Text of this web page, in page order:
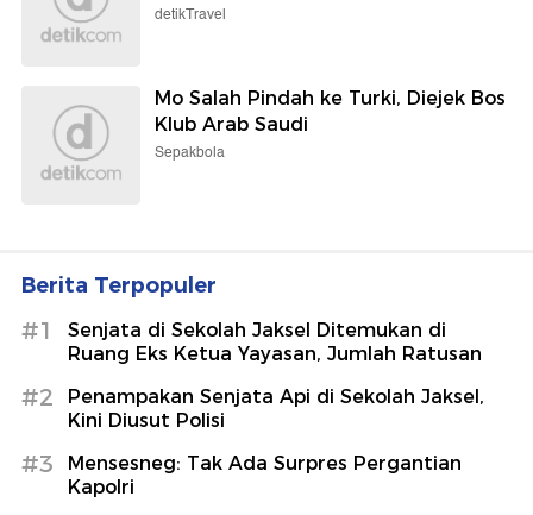
detikTravel
Mo Salah Pindah ke Turki, Diejek Bos
Klub Arab Saudi
Sepakbola
Berita Terpopuler
#1
Senjata di Sekolah Jaksel Ditemukan di
Ruang Eks Ketua Yayasan, Jumlah Ratusan
#2
Penampakan Senjata Api di Sekolah Jaksel,
Kini Diusut Polisi
#3
Mensesneg: Tak Ada Surpres Pergantian
Kapolri